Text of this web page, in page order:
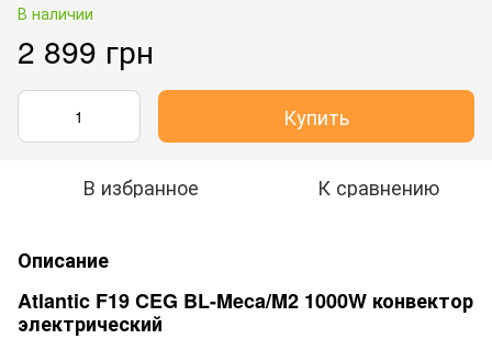
В наличии
2 899 грн
Купить
В избранное К сравнению
Описание
Atlantic F19 CEG BL-Meca/M2 1000W конвектор
электрический